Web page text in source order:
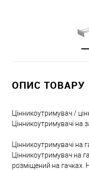
ОПИС ТОВАРУ
Цінникоутримувач /
Цінникоутримувачі
Цінникоутримувачі на
Цінникоутримувач на
розміщений на гачках.